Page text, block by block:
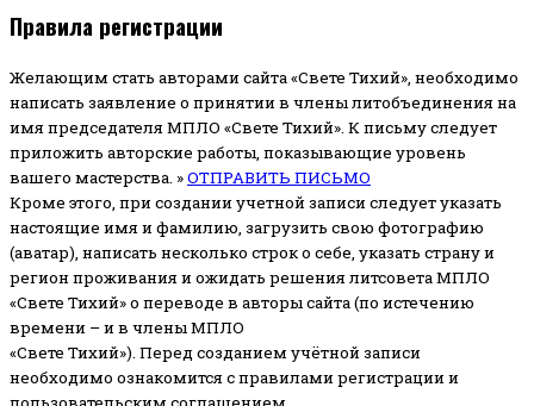
Правила регистрации
Желающим стать авторами сайта «Свете Тихий», необходимо
написать заявление о принятии в члены литобъединения на
имя председателя МПЛО «Свете Тихий». К письму следует
приложить авторские работы, показывающие уровень
вашего мастерства. »ОТПРАВИТЬ ПИСЬМО
Кроме этого, при создании учетной записи следует указать
настоящие имя и фамилию, загрузить свою фотографию
(аватар), написать несколько строк о себе, указать страну и
регион проживания и ожидать решения литсовета МПЛО
«Свете Тихий» о переводе в авторы сайта (по истечению
времени – и в члены МПЛО
«Свете Тихий»). Перед созданием учётной записи
необходимо ознакомится с правилами регистрации и